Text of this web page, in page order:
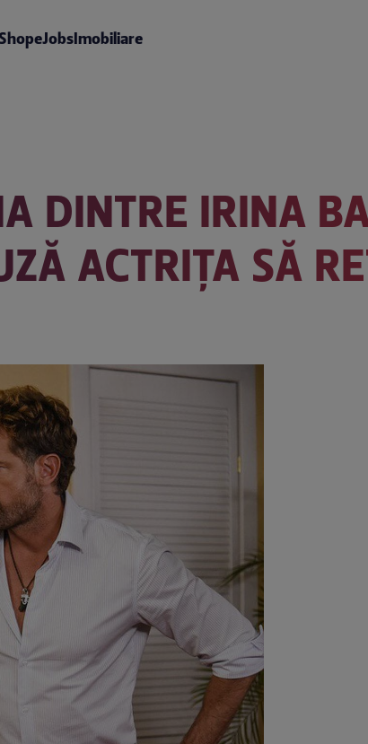
eJobsImobiliare
DINTRE IRINA
ACTRIȚA SĂ